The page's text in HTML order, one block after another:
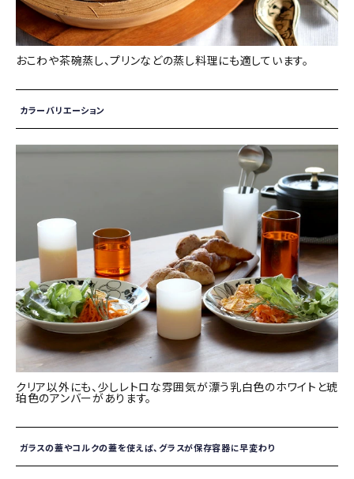
おこわや茶碗蒸し、プリンなどの蒸し料理にも適しています。
カラーバリエーション
クリア以外にも、少しレトロな雰囲気が漂う乳白色のホワイトと琥
珀色のアンバーがあります。
ガラスの蓋やコルクの蓋を使えば、グラスが保存容器に早変わり